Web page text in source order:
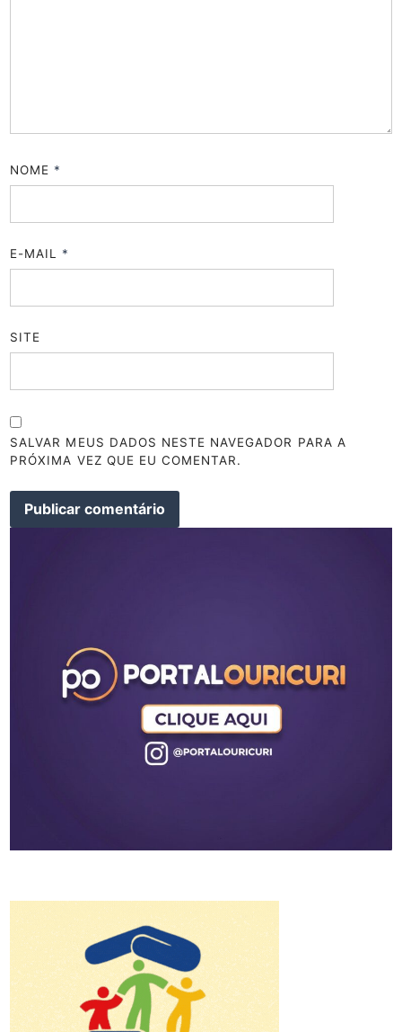
NOME *
E-MAIL *
SITE
SALVAR MEUS DADOS NESTE NAVEGADOR PARA A
PRÓXIMA VEZ QUE EU COMENTAR.